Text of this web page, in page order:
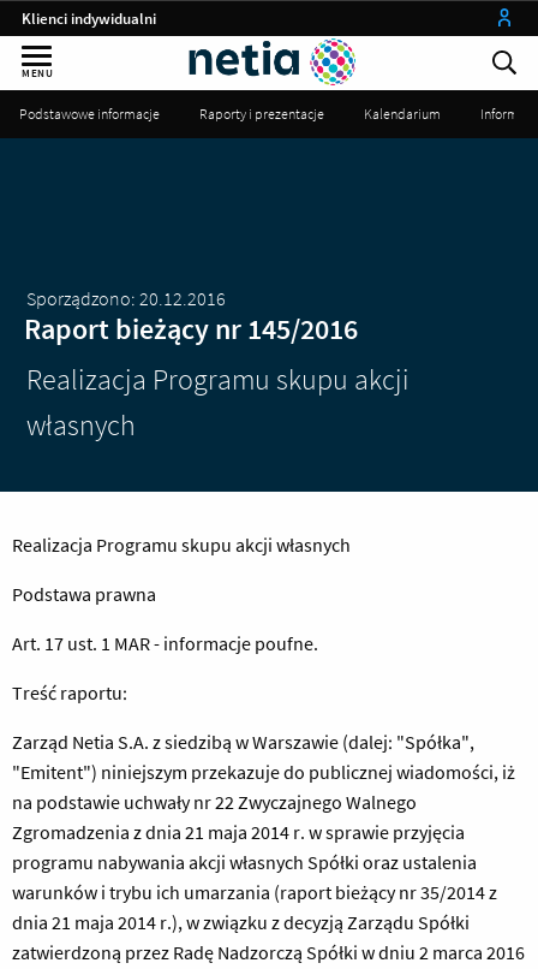
Klienci indywidualni
Małe firmy
Instytucje publiczne
MENU
Podstawowe informacje Raporty i prezentacje Kalendarium
Sporządzono: 20.12.2016
Raport bieżący nr 145/2016
Realizacja Programu skupu akcji
własnych
Realizacja Programu skupu akcji własnych
Podstawa prawna
Art. 17 ust. 1 MAR - informacje poufne.
Treść raportu:
Zarząd Netia S.A. z siedzibą w Warszawie (dalej: "Spółka",
"Emitent") niniejszym przekazuje do publicznej wiadomości, iż
na podstawie uchwały nr 22 Zwyczajnego Walnego
Zgromadzenia z dnia 21 maja 2014 r. w sprawie przyjęcia
programu nabywania akcji własnych Spółki oraz ustalenia
warunków i trybu ich umarzania (raport bieżący nr 35/2014 z
dnia 21 maja 2014 r.), w związku z decyzją Zarządu Spółki
zatwierdzoną przez Radę Nadzorczą Spółki w dniu 2 marca 2016